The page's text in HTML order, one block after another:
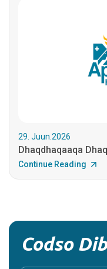
29. Juun.2026
Dhaqdhaqaaqa
Continue Reading
Codso